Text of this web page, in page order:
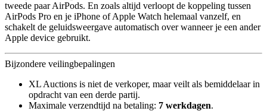
tweede paar AirPods. En zoals altijd verloopt de koppeling tussen
AirPods Pro en je iPhone of Apple Watch helemaal vanzelf, en
schakelt de geluidsweergave automatisch over wanneer je een ander
Apple device gebruikt.
Bijzondere veilingbepalingen
XL Auctions is niet de verkoper, maar veilt als bemiddelaar in
opdracht van een derde partij.
Maximale verzendtijd na betaling: 7 werkdagen.